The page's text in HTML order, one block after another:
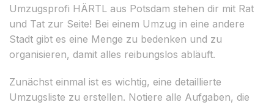
Umzugsprofi HÄRTL aus Potsdam stehen dir mit Rat
und Tat zur Seite! Bei einem Umzug in eine andere
Stadt gibt es eine Menge zu bedenken und zu
organisieren, damit alles reibungslos abläuft.
Zunächst einmal ist es wichtig, eine detaillierte
Umzugsliste zu erstellen. Notiere alle Aufgaben, die